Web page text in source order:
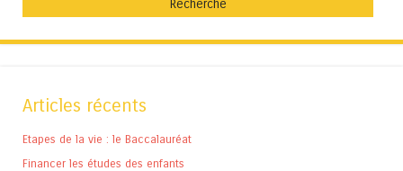
Articles récents
Etapes de la vie : le Baccalauréat
Financer les études des enfants